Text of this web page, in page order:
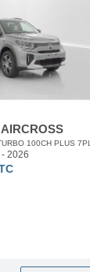
100CH PLUS 7PL
- 2026